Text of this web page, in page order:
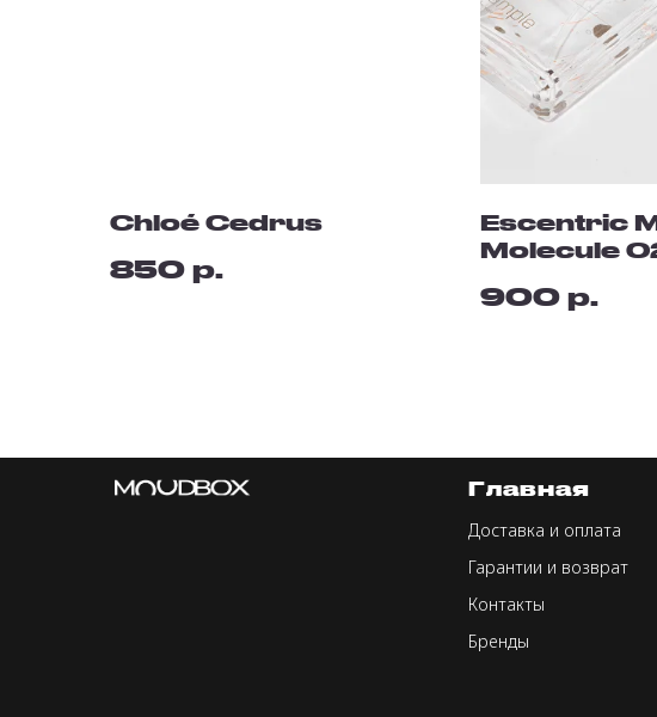
Chloé Cedrus
850 р.
Escentric
Molecule
900 р.
Главная
Доставка и оплата
Гарантии и возврат
Контакты
Бренды